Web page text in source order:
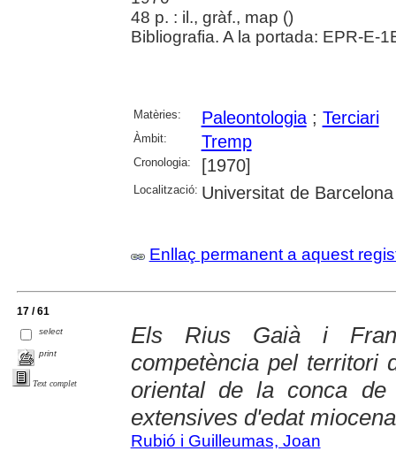
48 p. : il., gràf., map ()
Bibliografia. A la portada: EPR-E-
Matèries: Paleontologia; Terciari
Àmbit: Tremp
Cronologia: [1970]
Localització: Universitat de Barcelona
Enllaç permanent a aquest
17 / 61
select
print
Text complet
Els Rius Gaià i
competència pel territori
oriental de la conca de
extensives d'edat miocena
Rubió i Guilleumas, Joan